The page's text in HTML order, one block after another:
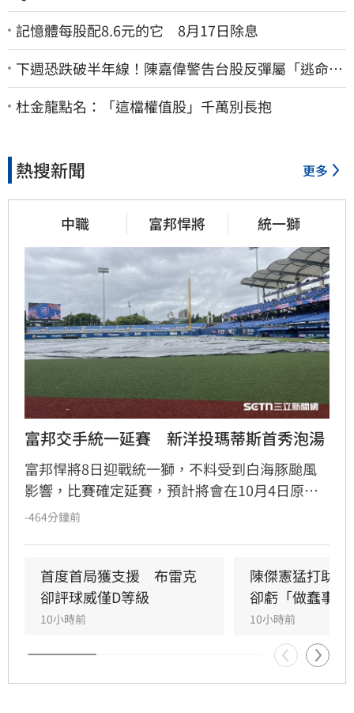
記憶體每股配8.6元的它 8月17日除息
下週恐跌破半年線！陳嘉偉警告台股反彈屬「逃命
波」：空頭大屠殺剛開始
杜金龍點名：「這檔權值股」千萬別長抱
熱搜新聞 更多
中職 富邦悍將 統一獅
富邦交手統一延賽　新洋投瑪蒂斯首秀泡湯
富邦悍將8日迎戰統一獅，不料受到白海豚颱風
影響，比賽確定延賽，預計將會在10月4日原場
地原時間進行。
-464分鐘前
首度首局獲支援　布雷克
卻評球威僅D等級
10小時前
陳傑憲猛打助2
卻虧「做蠢事」
10小時前